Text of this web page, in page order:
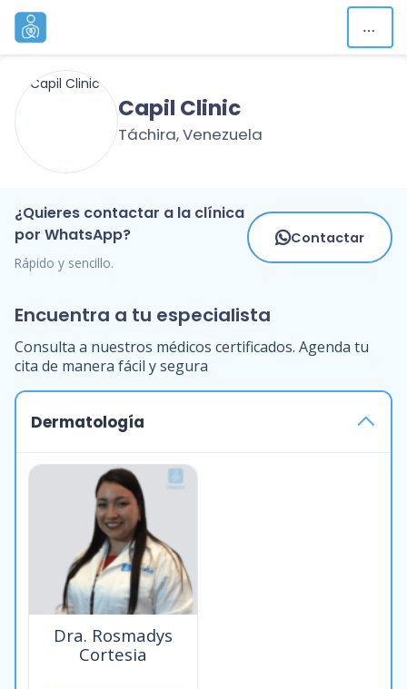
Capil Clinic
Táchira, Venezuela
¿Quieres contactar a la clínica
por WhatsApp?
Rápido y sencillo.
Contactar
Encuentra a tu especialista
Consulta a nuestros médicos certificados. Agenda tu
cita de manera fácil y segura
Dermatología
Dra. Rosmadys
Cortesia